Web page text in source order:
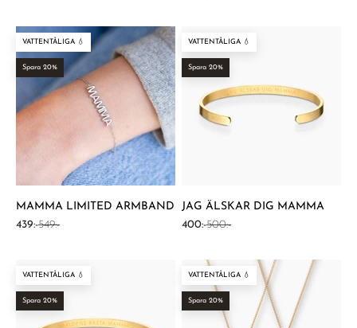
VATTENTÅLIGA 💧
Spara 20%
MAMMA LIMITED ARMBAND
REA-pris
439:-Pris
549:-
VATTENTÅLIGA 💧
Spara 20%
JAG ÄLSKAR DIG MAMMA
REA-pris
400:-Pris
500:-
VATTENTÅLIGA 💧
Spara 20%
VATTENTÅLIGA 💧
Spara 20%